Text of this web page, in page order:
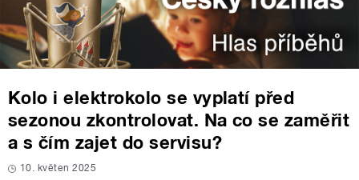
Kolo i elektrokolo se vyplatí před
sezonou zkontrolovat. Na co se zaměřit
a s čím zajet do servisu?
10. květen 2025